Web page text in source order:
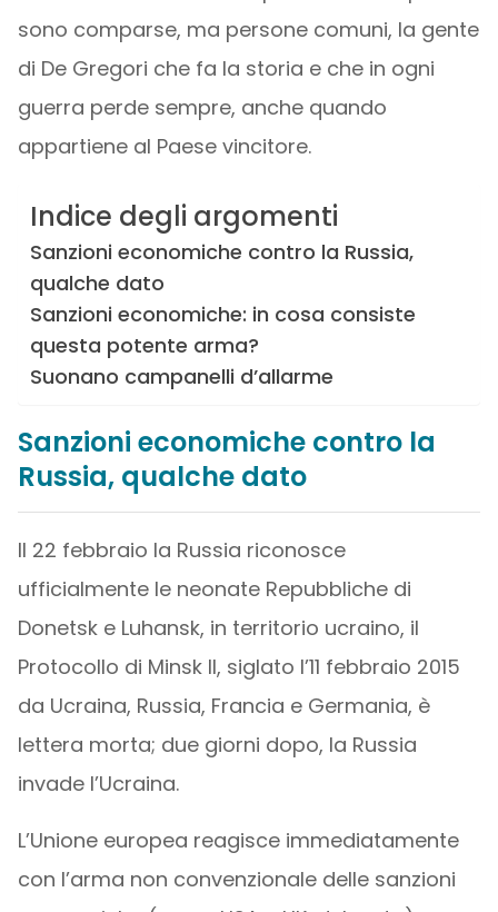
sono comparse, ma persone comuni, la gente
di De Gregori che fa la storia e che in ogni
guerra perde sempre, anche quando
appartiene al Paese vincitore.
Indice degli argomenti
Sanzioni economiche contro la Russia,
qualche dato
Sanzioni economiche: in cosa consiste
questa potente arma?
Suonano campanelli d’allarme
Sanzioni economiche contro la
Russia, qualche dato
Il 22 febbraio la Russia riconosce
ufficialmente le neonate Repubbliche di
Donetsk e Luhansk, in territorio ucraino, il
Protocollo di Minsk II, siglato l’11 febbraio 2015
da Ucraina, Russia, Francia e Germania, è
lettera morta; due giorni dopo, la Russia
invade l’Ucraina.
L’Unione europea reagisce immediatamente
con l’arma non convenzionale delle sanzioni